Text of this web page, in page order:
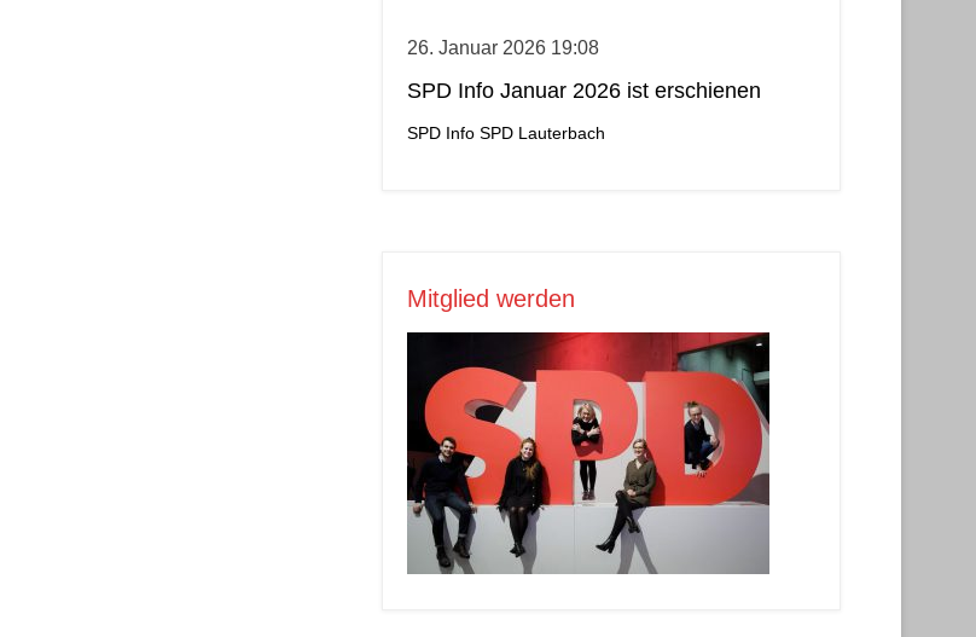
26. Januar 2026 19:08
SPD Info Januar 2026 ist erschienen
SPD Info SPD Lauterbach
Mitglied werden